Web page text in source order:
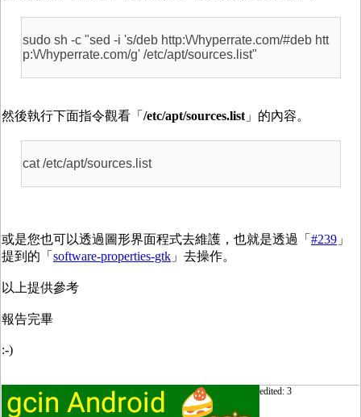
sudo sh -c "sed -i 's/deb http:\/\/hyperrate.com/#deb htt
p:\/\/hyperrate.com/g' /etc/apt/sources.list"
然後執行下面指令觀看「 /etc/apt/sources.list」的內容。
cat /etc/apt/sources.list
或是您也可以透過圖形界面程式去維護，也就是透過「 #239 」
提到的「 software-properties-gtk 」去操作。
以上提供參考
報告完畢
:-)
edited: 3